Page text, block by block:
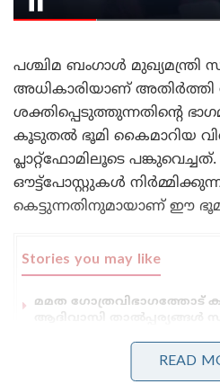
പശ്ചിമ ബംഗാൾ മുഖ്യമന്ത്രി
അധികാരിയാണ്
ശക്തിപ്പെടുത്തുന്നതിന്റെ
കൂടുതൽ ഭൂമി കൈമാറിയ
പ്ലാറ്റ്‌ഫോമിലൂടെ
ഔട്ട്‌പോസ്റ്റുകൾ
കെട്ടുന്നതിനുമായാണ് ഈ
Stories you may like
മമത ഗോത്രവിഭാഗത്തോട്
ആദിവാസി താൽപ്പര്യങ്ങൾ
‘കത്തിയത് എന്റെ
READ